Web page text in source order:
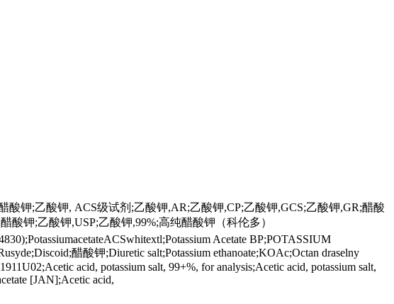
钾;乙酸钾, ACS级试剂;乙酸钾,AR;乙酸钾,CP;乙酸钾,GCS;乙酸钾,GR;醋酸
钾;乙酸钾,USP;乙酸钾,99%;高纯醋酸钾（科伦多）
Acetate BP;POTASSIUM
醋酸钾;Diuretic salt;Potassium ethanoate;KOAc;Octan draselny
acid, potassium salt, 99+%, for analysis;Acetic acid, potassium salt,
[JAN];Acetic acid,